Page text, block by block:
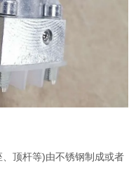
顶杆等)由不锈钢制成或者